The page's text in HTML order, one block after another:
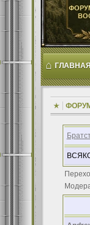
⌂ ГЛАВНАЯ